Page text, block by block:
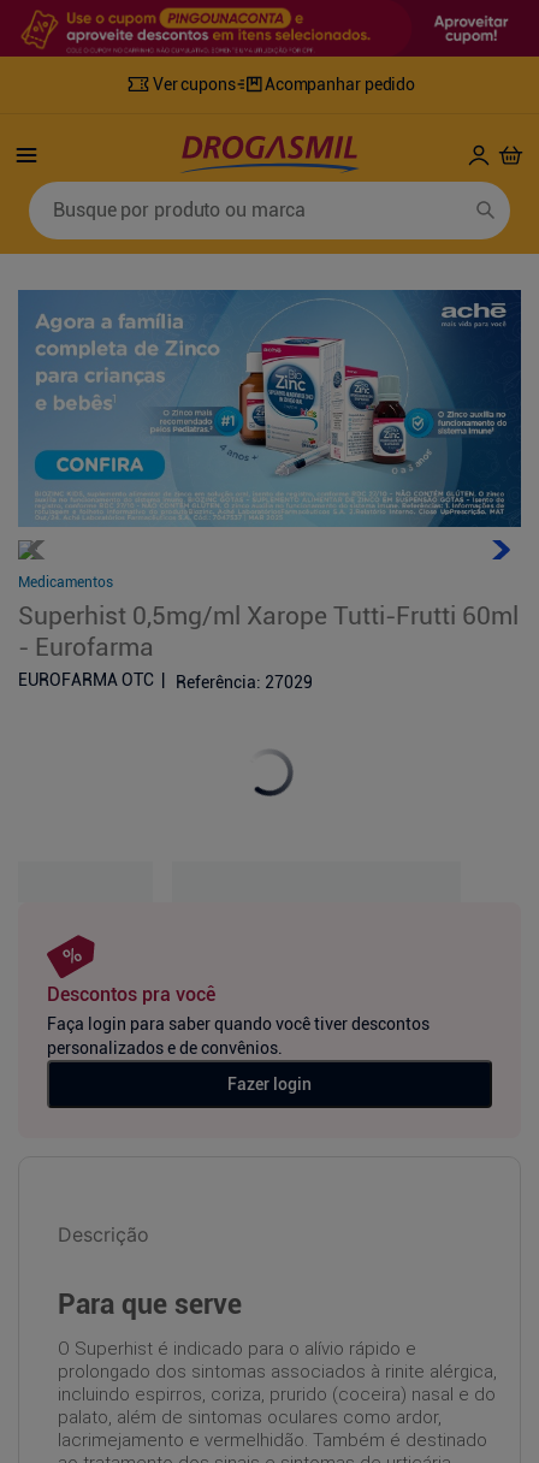
Ver cupons Acompanhar pedido
Busque por produto ou marca
Medicamentos
Superhist 0,5mg/ml Xarope Tutti-Frutti 60ml
- Eurofarma
EUROFARMA OTC Referência: 27029
Descontos pra você
Faça login para saber quando você tiver descontos
personalizados e de convênios.
Fazer login
Descrição
Para que serve
O Superhist é indicado para o alívio rápido e
prolongado dos sintomas associados à rinite alérgica,
incluindo espirros, coriza, prurido (coceira) nasal e do
palato, além de sintomas oculares como ardor,
lacrimejamento e vermelhidão. Também é destinado
Termos mais buscados
retinol
4º
fralda geriatrica
5º desodorante
8º
9º
fralda xg
10º shampoo